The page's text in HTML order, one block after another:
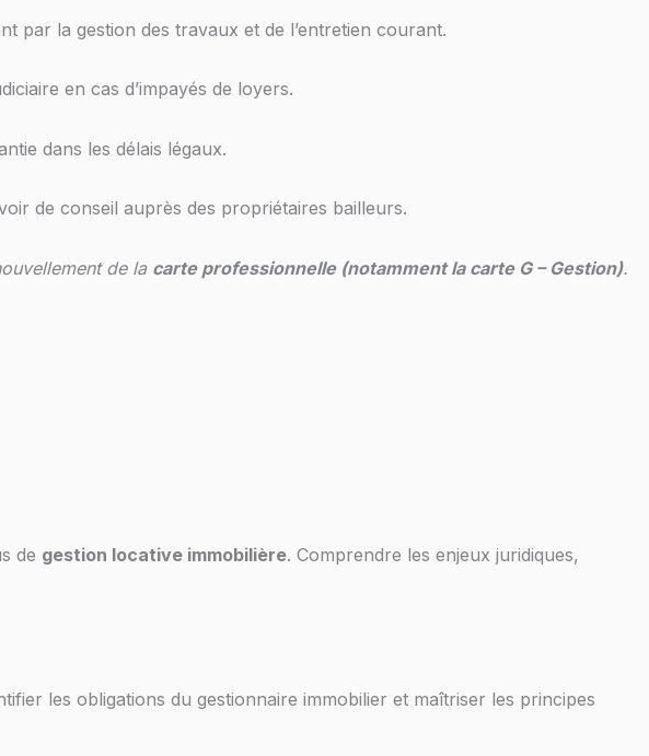
par la gestion des travaux et de l’entretien courant.
en cas d’impayés de loyers.
dans les délais légaux.
de conseil auprès des propriétaires bailleurs.
de la carte professionnelle (notamment la carte G – Gestion).
de gestion locative immobilière. Comprendre les enjeux juridiques,
les obligations du gestionnaire immobilier et maîtriser les principes